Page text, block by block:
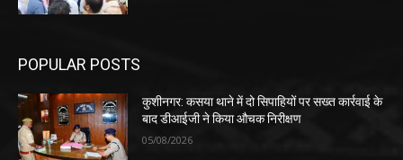
POPULAR POSTS
कुशीनगर: कसया थाने में दो सिपाहियों पर सख्त कार्रवाई के
बाद डीआईजी ने किया औचक निरीक्षण
05/08/2026